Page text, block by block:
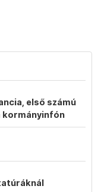
első számú
kormányinfón